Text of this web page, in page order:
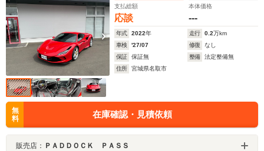
支払総額
応談
本体価格
---
年式 2022年 走行 0.2万km
車検
'27/07 修復
なし
保証
保証無 整備
法定整備無
住所
宮城県名取市
無
料
在庫確認・見積依頼
販売店： ＰＡＤＤＯＣＫ ＰＡＳＳ